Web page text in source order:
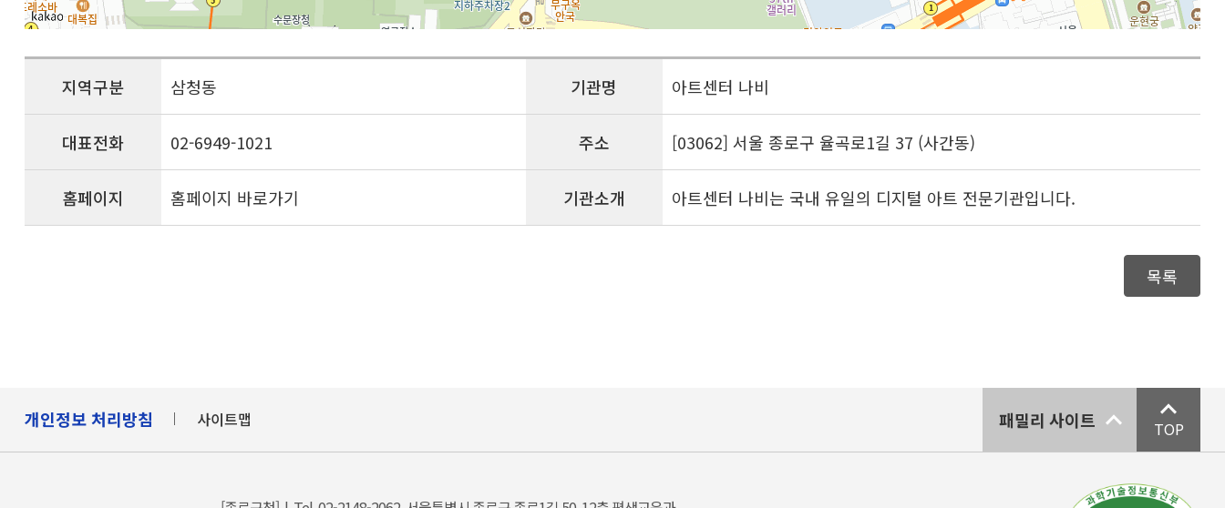
지역구분 삼청동 기관명 아트센터 나비
대표전화 02-6949-1021 주소 [03062] 서울 종로구 율곡로1길 37 (사간동)
홈페이지 홈페이지 바로가기 기관소개 아트센터 나비는 국내 유일의 디지털 아트 전문기관입니다.
목록
개인정보 처리방침 사이트맵 패밀리 사이트 TOP